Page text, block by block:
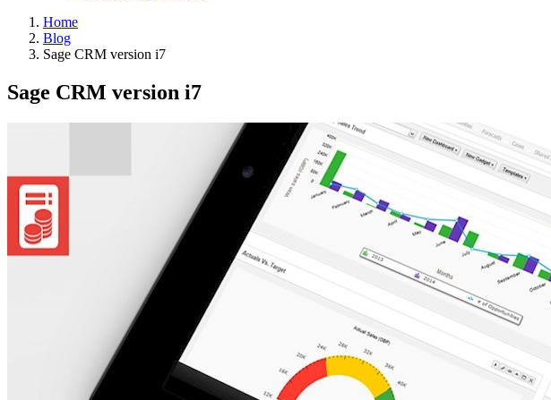
Home
Blog
Sage CRM version i7
Sage CRM version i7